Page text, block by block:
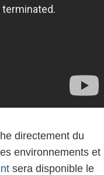
directement du
environnements et
sera disponible le